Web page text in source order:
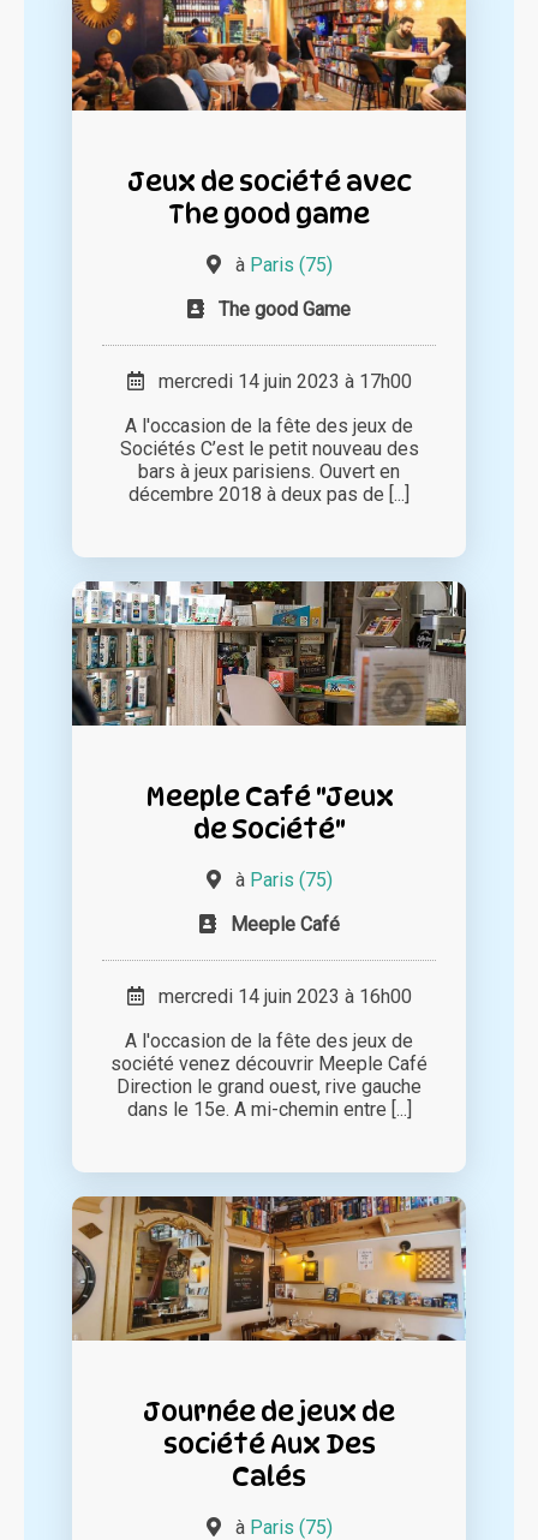
Jeux de société avec
The good game
à Paris (75)
The good Game
mercredi 14 juin 2023 à 17h00
A l'occasion de la fête des jeux de
Sociétés C’est le petit nouveau des
bars à jeux parisiens. Ouvert en
décembre 2018 à deux pas de [...]
Meeple Café "Jeux
de Société"
à Paris (75)
Meeple Café
mercredi 14 juin 2023 à 16h00
A l'occasion de la fête des jeux de
société venez découvrir Meeple Café
Direction le grand ouest, rive gauche
dans le 15e. A mi-chemin entre [...]
Journée de jeux de
société Aux Des
Calés
à Paris (75)